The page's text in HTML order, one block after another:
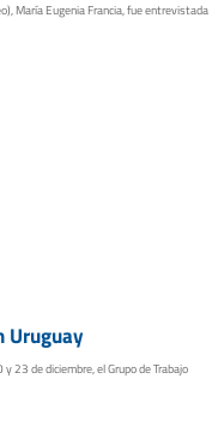
María Eugenia Francia, fue entrevistada
Uruguay
23 de diciembre, el Grupo de Trabajo